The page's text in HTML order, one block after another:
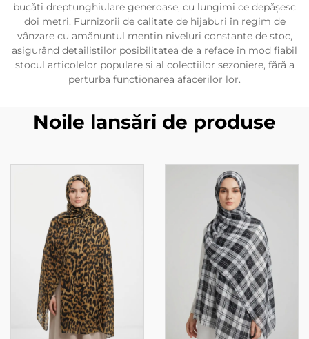
bucăți dreptunghiulare generoase, cu lungimi ce depășesc
doi metri. Furnizorii de calitate de hijaburi în regim de
vânzare cu amănuntul mențin niveluri constante de stoc,
asigurând detailiștilor posibilitatea de a reface în mod fiabil
stocul articolelor populare și al colecțiilor sezoniere, fără a
perturba funcționarea afacerilor lor.
Noile lansări de produse